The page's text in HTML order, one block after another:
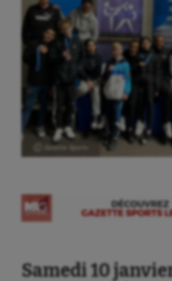
Ⓒ Gazette Sports
Samedi 10